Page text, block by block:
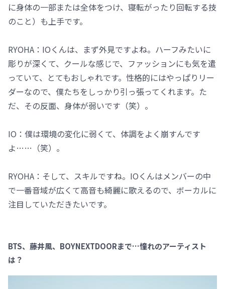
に身体の一部または全体をつけ、寝転がったり回転する技
のこと）も上手です。
RYOHA：IOくんは、まず外見ですよね。ハーフみたいに
彫りが深くて、クールな感じで、ファッションにも気を遣
っていて、とてもおしゃれです。性格的にはやっぱりリー
ダーなので、僕たちをしっかり引っ張ってくれます。た
だ、その反面、身体が弱いです（笑）。
IO：僕は環境の変化に弱くて、体調をよく崩すんです
よ……（笑）。
RYOHA：そして、スキルですね。IOくんはメンバーの中
で一番音域が広くて高音も綺麗に歌えるので、ボーカルに
注目していただきたいです。
BTS、藤井風、BOYNEXTDOORまで…憧れのアーティスト
は？